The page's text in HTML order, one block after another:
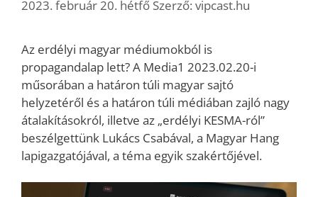
2023. február 20. hétfő Szerző: vipcast.hu
Az erdélyi magyar médiumokból is
propagandalap lett? A Media1 2023.02.20-i
műsorában a határon túli magyar sajtó
helyzetéről és a határon túli médiában zajló nagy
átalakításokról, illetve az „erdélyi KESMA-ról”
beszélgettünk Lukács Csabával, a Magyar Hang
lapigazgatójával, a téma egyik szakértőjével.